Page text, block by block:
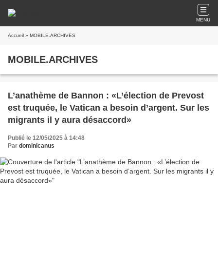
MENU
Accueil » MOBILE.ARCHIVES
MOBILE.ARCHIVES
L’anathème de Bannon : «L’élection de Prevost
est truquée, le Vatican a besoin d’argent. Sur les
migrants il y aura désaccord»
Publié le 12/05/2025 à 14:48
Par dominicanus